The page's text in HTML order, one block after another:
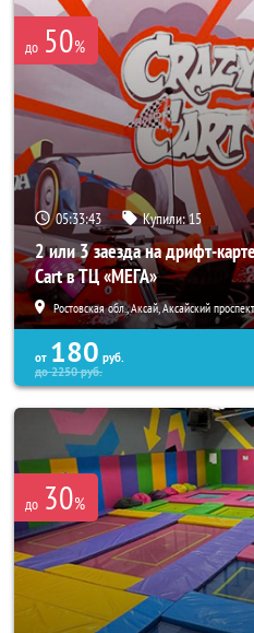
до 50%
05:33:41 Купили:15
2 или 3 заезда на дрифт-
Cart в ТЦ «МЕГА»
Ростовская обл., Аксай, Аксайский
от 180 руб.
до2250руб.
до 30%